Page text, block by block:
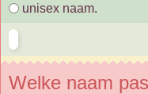
unisex naam.
Welke naam